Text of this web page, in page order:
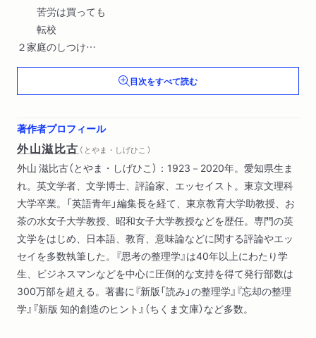
苦労は買っても
転校
２家庭のしつけ
家風
お寺の柏手
血のめぐり
３子を育ててこそ
給食の思想
お母さん、早く起きて
さびしさ
きく耳
〝先生〟のマナー
青い鳥
４ちょっぴり不幸
モミジとブドウ
かわいい子の旅
目次をすべて読む
著作者プロフィール
外山滋比古 （ とやま・しげひこ ）
外山 滋比古（とやま・しげひこ）：1923－2020年。愛知県生ま
れ。英文学者、文学博士、評論家、エッセイスト。東京文理科
大学卒業。「英語青年」編集長を経て、東京教育大学助教授、お
茶の水女子大学教授、昭和女子大学教授などを歴任。専門の英
文学をはじめ、日本語、教育、意味論などに関する評論やエッ
セイを多数執筆した。『思考の整理学』は40年以上にわたり学
生、ビジネスマンなどを中心に圧倒的な支持を得て発行部数は
300万部を超える。著書に『新版「読み」の整理学』『忘却の整理
学』『新版 知的創造のヒント』（ちくま文庫）など多数。